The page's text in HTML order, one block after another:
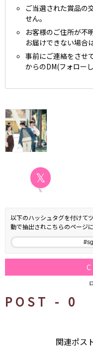
ご当選された賞品の
せん。
お客様のご住所が不
お届けできない場合
事前にご連絡をさせ
からのDM(フォロー
𝕏
𝕏
以下のハッシュタグを付けて
動で抽出されこちらのページ
POST - 0
関連ポス